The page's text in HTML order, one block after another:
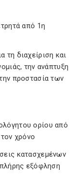
από 1η
τη διαχείριση και
την ανάπτυξη
προστασία των
ορίου από
χρόνο
κατασχεμένων
εξόφληση